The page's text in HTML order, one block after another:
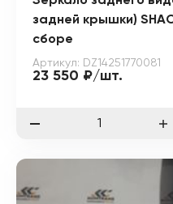
задней крышки)
сборе
Артикул: DZ14251770081
23 550 ₽/шт.